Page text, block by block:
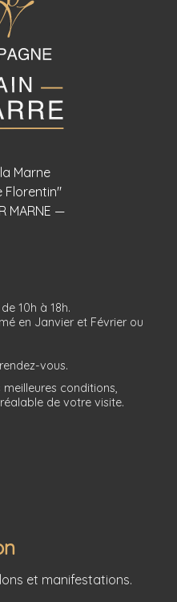
Marne
Florentin"
MARNE —
10h à 18h.
en Janvier et Février ou
vous.
conditions,
de votre visite.
et manifestations.